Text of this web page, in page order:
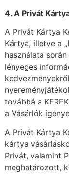
4. A Privát
A Privát Kártya
Kártya, illetve a
használata
lényeges
továbbá a
a Vásárlók
A Privát Kártya
kártya
Privát, valamint
meghatározott,